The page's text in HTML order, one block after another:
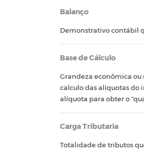
Balanço
Demonstrativo contábil
Base de Cálculo
Grandeza econômica
calculo das alíquotas do
alíquota para obter o
Carga Tributaria
Totalidade de tributos